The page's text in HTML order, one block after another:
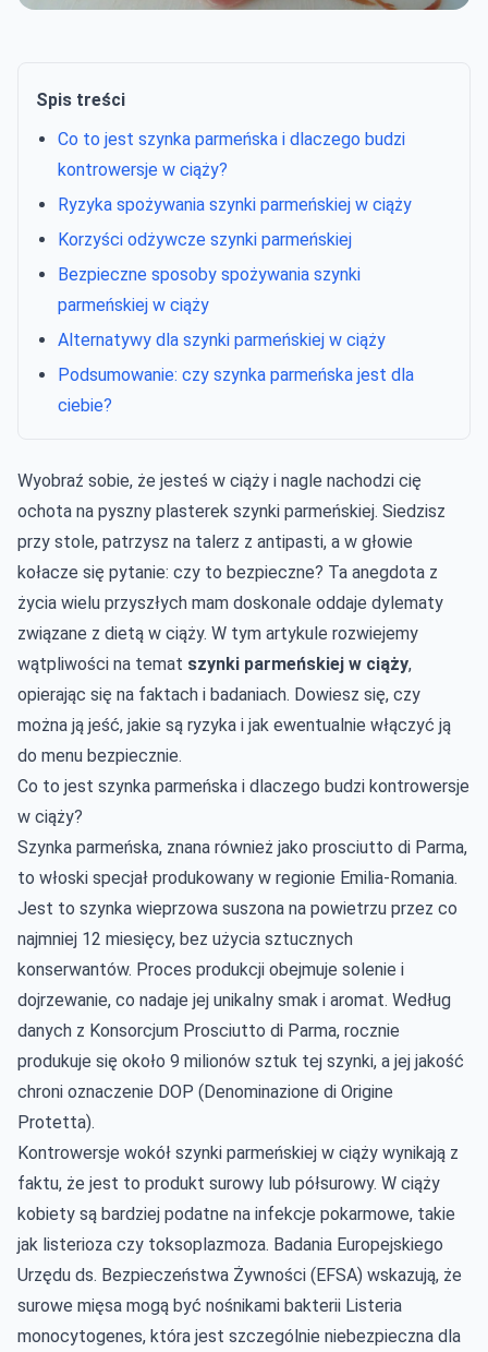
Spis treści
Co to jest szynka parmeńska i dlaczego budzi
kontrowersje w ciąży?
Ryzyka spożywania szynki parmeńskiej w ciąży
Korzyści odżywcze szynki parmeńskiej
Bezpieczne sposoby spożywania szynki
parmeńskiej w ciąży
Alternatywy dla szynki parmeńskiej w ciąży
Podsumowanie: czy szynka parmeńska jest dla
ciebie?
Wyobraź sobie, że jesteś w ciąży i nagle nachodzi cię
ochota na pyszny plasterek szynki parmeńskiej. Siedzisz
przy stole, patrzysz na talerz z antipasti, a w głowie
kołacze się pytanie: czy to bezpieczne? Ta anegdota z
życia wielu przyszłych mam doskonale oddaje dylematy
związane z dietą w ciąży. W tym artykule rozwiejemy
wątpliwości na temat szynki parmeńskiej w ciąży,
opierając się na faktach i badaniach. Dowiesz się, czy
można ją jeść, jakie są ryzyka i jak ewentualnie włączyć ją
do menu bezpiecznie.
Co to jest szynka parmeńska i dlaczego budzi kontrowersje
w ciąży?
Szynka parmeńska, znana również jako prosciutto di Parma,
to włoski specjał produkowany w regionie Emilia-Romania.
Jest to szynka wieprzowa suszona na powietrzu przez co
najmniej 12 miesięcy, bez użycia sztucznych
konserwantów. Proces produkcji obejmuje solenie i
dojrzewanie, co nadaje jej unikalny smak i aromat. Według
danych z Konsorcjum Prosciutto di Parma, rocznie
produkuje się około 9 milionów sztuk tej szynki, a jej jakość
chroni oznaczenie DOP (Denominazione di Origine
Protetta).
Kontrowersje wokół szynki parmeńskiej w ciąży wynikają z
faktu, że jest to produkt surowy lub półsurowy. W ciąży
kobiety są bardziej podatne na infekcje pokarmowe, takie
jak listerioza czy toksoplazmoza. Badania Europejskiego
Urzędu ds. Bezpieczeństwa Żywności (EFSA) wskazują, że
surowe mięsa mogą być nośnikami bakterii Listeria
monocytogenes, która jest szczególnie niebezpieczna dla